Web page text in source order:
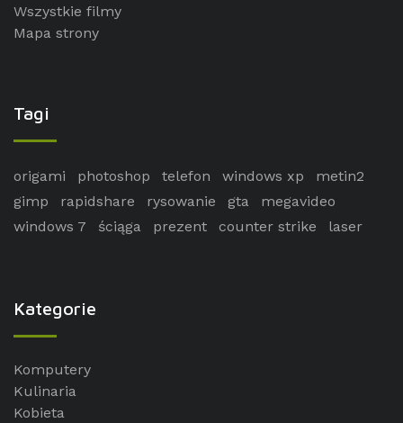
Wszystkie filmy
Mapa strony
Tagi
origami photoshop telefon windows xp
metin2
gimp
rapidshare rysowanie gta
megavideo
windows 7
ściąga prezent counter strike laser
Kategorie
Komputery
Kulinaria
Kobieta